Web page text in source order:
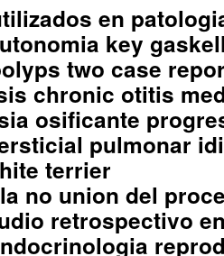
en
key
two case
chronic otitis
osificante
pulmonar
terrier
no union del
retrospectivo